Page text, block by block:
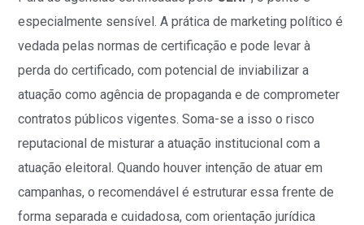
especialmente sensível. A prática de marketing político é
vedada pelas normas de certificação e pode levar à
perda do certificado, com potencial de inviabilizar a
atuação como agência de propaganda e de comprometer
contratos públicos vigentes. Soma-se a isso o risco
reputacional de misturar a atuação institucional com a
atuação eleitoral. Quando houver intenção de atuar em
campanhas, o recomendável é estruturar essa frente de
forma separada e cuidadosa, com orientação jurídica